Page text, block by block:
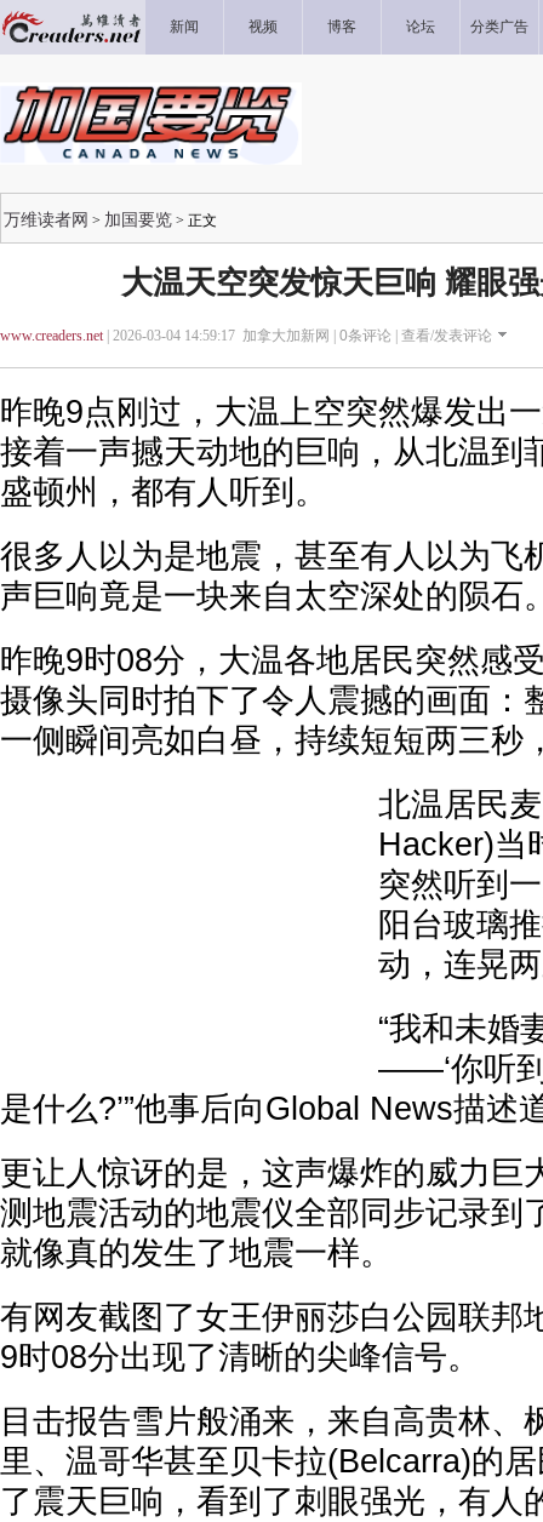
新闻 视频 博客 论坛 分类广告
万维读者网 > 加国要览 > 正文
大温天空突发惊天巨响 耀眼
www.creaders.net| 2026-03-04 14:59:17 加拿大加新网 | 0条评论 | 查看/发表评论
昨晚9点刚过，大温上空突然爆发出
接着一声撼天动地的巨响，从北温到
盛顿州，都有人听到。
很多人以为是地震，甚至有人以为飞
声巨响竟是一块来自太空深处的陨石
昨晚9时08分，大温各地居民突然感
摄像头同时拍下了令人震撼的画面：
一侧瞬间亮如白昼，持续短短两三秒
北温居民
Hacker)当
突然听到
阳台玻璃
动，连晃
“我和未婚
——‘你听到
是什么?’”他事后向Global News描述
更让人惊讶的是，这声爆炸的威力巨
测地震活动的地震仪全部同步记录到
就像真的发生了地震一样。
有网友截图了女王伊丽莎白公园联邦
9时08分出现了清晰的尖峰信号。
目击报告雪片般涌来，来自高贵林、
里、温哥华甚至贝卡拉(Belcarra)的
了震天巨响，看到了刺眼强光，有人